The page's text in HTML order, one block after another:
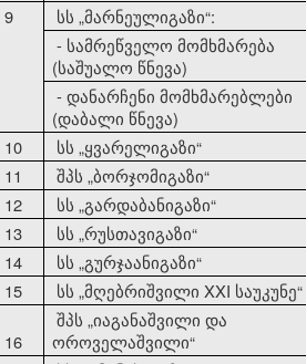
9
სს„მარნეულიგაზი“:
- სამრეწველო მომხმარება
(საშუალო წნევა)
- დანარჩენი მომხმარებლები
(დაბალი წნევა)
10
სს„ყვარელიგაზი“
11
შპს„ბორჯომიგაზი“
12
სს„გარდაბანიგაზი“
13
სს„რუსთავიგაზი“
14
სს„გურჯაანიგაზი“
15
სს„მღებრიშვილი XXI საუკუნე“
16
შპს„იაგანაშვილი და
ოროველაშვილი“